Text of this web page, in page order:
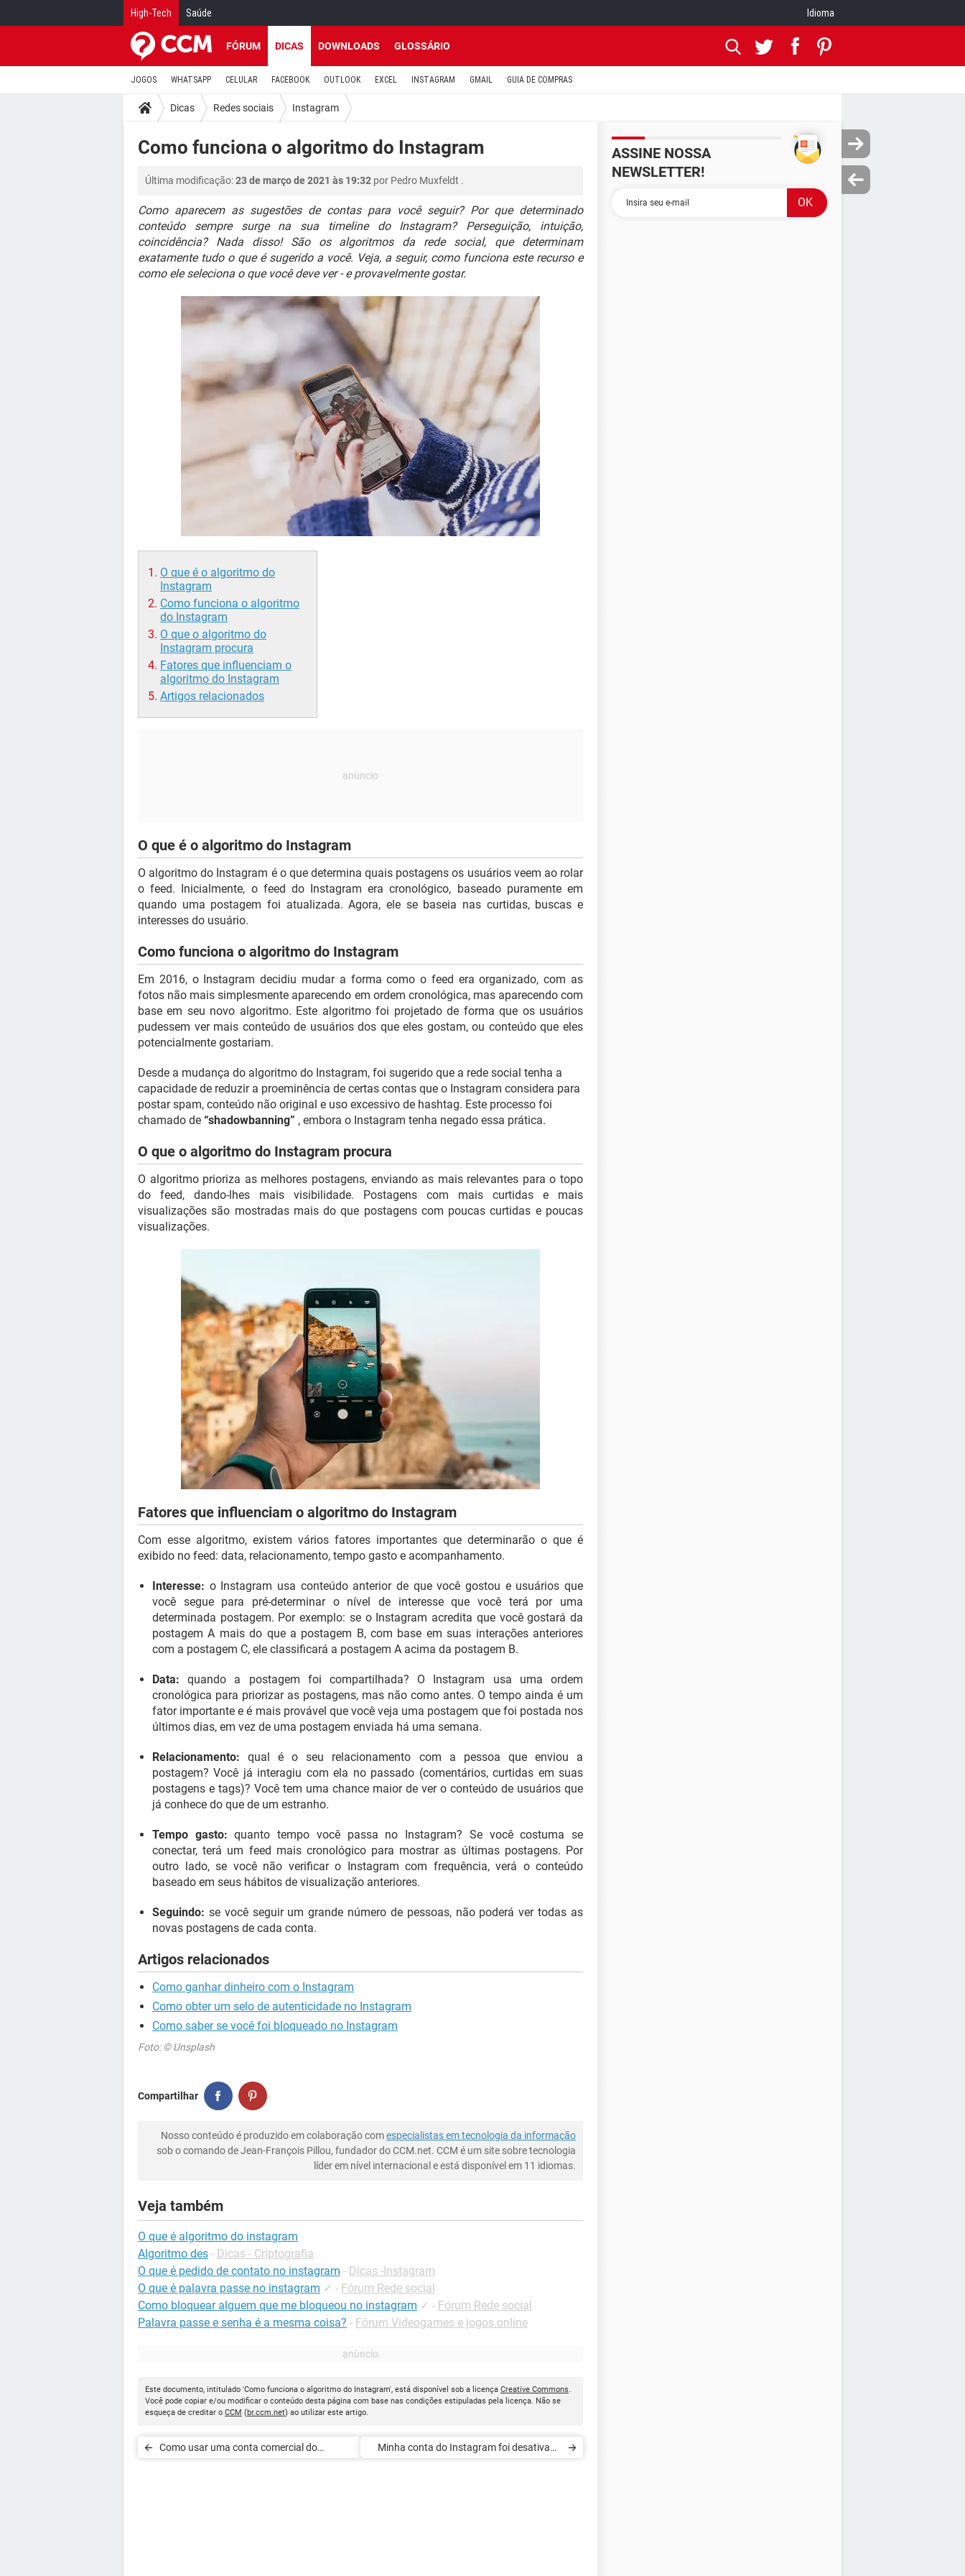
High-Tech Saúde Idioma
FÓRUM DICAS DOWNLOADS GLOSSÁRIO
JOGOS WHATSAPP CELULAR FACEBOOK OUTLOOK EXCEL INSTAGRAM GMAIL GUIA DE COMPRAS
Dicas Redes sociais Instagram
Como funciona o algoritmo do Instagram
Última modificação:23 de março de 2021 às 19:32 por Pedro Muxfeldt .
Como aparecem as sugestões de contas para você seguir? Por que determinado
conteúdo sempre surge na sua timeline do Instagram? Perseguição, intuição,
coincidência? Nada disso! São os algoritmos da rede social, que determinam
exatamente tudo o que é sugerido a você. Veja, a seguir, como funciona este recurso e
como ele seleciona o que você deve ver - e provavelmente gostar.
O que é o algoritmo do
Instagram
Como funciona o algoritmo
do Instagram
O que o algoritmo do
Instagram procura
Fatores que influenciam o
algoritmo do Instagram
Artigos relacionados
O que é o algoritmo do Instagram
O algoritmo do Instagram é o que determina quais postagens os usuários veem ao rolar
o feed. Inicialmente, o feed do Instagram era cronológico, baseado puramente em
quando uma postagem foi atualizada. Agora, ele se baseia nas curtidas, buscas e
interesses do usuário.
Como funciona o algoritmo do Instagram
Em 2016, o Instagram decidiu mudar a forma como o feed era organizado, com as
fotos não mais simplesmente aparecendo em ordem cronológica, mas aparecendo com
base em seu novo algoritmo. Este algoritmo foi projetado de forma que os usuários
pudessem ver mais conteúdo de usuários dos que eles gostam, ou conteúdo que eles
potencialmente gostariam.
Desde a mudança do algoritmo do Instagram, foi sugerido que a rede social tenha a
capacidade de reduzir a proeminência de certas contas que o Instagram considera para
postar spam, conteúdo não original e uso excessivo de hashtag. Este processo foi
chamado de “shadowbanning” , embora o Instagram tenha negado essa prática.
O que o algoritmo do Instagram procura
O algoritmo prioriza as melhores postagens, enviando as mais relevantes para o topo
do feed, dando-lhes mais visibilidade. Postagens com mais curtidas e mais
visualizações são mostradas mais do que postagens com poucas curtidas e poucas
visualizações.
Fatores que influenciam o algoritmo do Instagram
Com esse algoritmo, existem vários fatores importantes que determinarão o que é
exibido no feed: data, relacionamento, tempo gasto e acompanhamento.
Interesse: o Instagram usa conteúdo anterior de que você gostou e usuários que
você segue para pré-determinar o nível de interesse que você terá por uma
determinada postagem. Por exemplo: se o Instagram acredita que você gostará da
postagem A mais do que a postagem B, com base em suas interações anteriores
com a postagem C, ele classificará a postagem A acima da postagem B.
Data: quando a postagem foi compartilhada? O Instagram usa uma ordem
cronológica para priorizar as postagens, mas não como antes. O tempo ainda é um
fator importante e é mais provável que você veja uma postagem que foi postada nos
últimos dias, em vez de uma postagem enviada há uma semana.
Relacionamento: qual é o seu relacionamento com a pessoa que enviou a
postagem? Você já interagiu com ela no passado (comentários, curtidas em suas
postagens e tags)? Você tem uma chance maior de ver o conteúdo de usuários que
já conhece do que de um estranho.
Tempo gasto: quanto tempo você passa no Instagram? Se você costuma se
conectar, terá um feed mais cronológico para mostrar as últimas postagens. Por
outro lado, se você não verificar o Instagram com frequência, verá o conteúdo
baseado em seus hábitos de visualização anteriores.
Seguindo: se você seguir um grande número de pessoas, não poderá ver todas as
novas postagens de cada conta.
Artigos relacionados
Como ganhar dinheiro com o Instagram
Como obter um selo de autenticidade no Instagram
Como saber se você foi bloqueado no Instagram
Foto: © Unsplash
Compartilhar
Nosso conteúdo é produzido em colaboração comespecialistas em tecnologia da informação
sob o comando de Jean-François Pillou, fundador do CCM.net. CCM é um site sobre tecnologia
líder em nível internacional e está disponível em 11 idiomas.
Veja também
O que é algoritmo do instagram
Algoritmo des - Dicas - Criptografia
O que é pedido de contato no instagram - Dicas -Instagram
O que é palavra passe no instagram ✓ - Fórum Rede social
Como bloquear alguem que me bloqueou no instagram ✓ - Fórum Rede social
Palavra passe e senha é a mesma coisa? - Fórum Videogames e jogos online
Este documento, intitulado 'Como funciona o algoritmo do Instagram', está disponível sob a licença Creative Commons.
Você pode copiar e/ou modificar o conteúdo desta página com base nas condições estipuladas pela licença. Não se
esqueça de creditar o CCM (br.ccm.net) ao utilizar este artigo.
Como usar uma conta comercial do
Minha conta do Instagram foi desativada
ASSINE NOSSA
NEWSLETTER!